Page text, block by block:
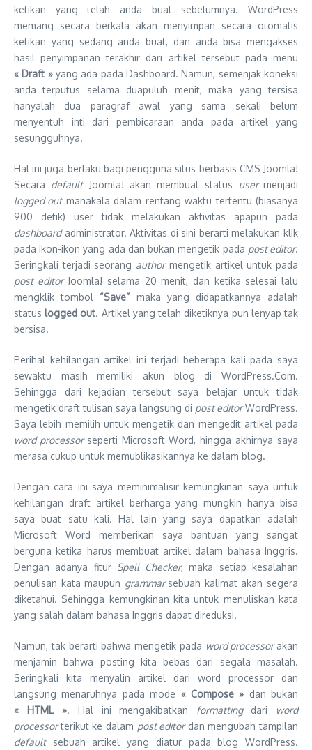
ketikan yang telah anda buat sebelumnya. WordPress
memang secara berkala akan menyimpan secara otomatis
ketikan yang sedang anda buat, dan anda bisa mengakses
hasil penyimpanan terakhir dari artikel tersebut pada menu
« Draft »yang ada pada Dashboard. Namun, semenjak koneksi
anda terputus selama duapuluh menit, maka yang tersisa
hanyalah dua paragraf awal yang sama sekali belum
menyentuh inti dari pembicaraan anda pada artikel yang
sesungguhnya.
Hal ini juga berlaku bagi pengguna situs berbasis CMS Joomla!
Secara defaultJoomla! akan membuat status usermenjadi
logged outmanakala dalam rentang waktu tertentu (biasanya
900 detik) user tidak melakukan aktivitas apapun pada
dashboardadministrator. Aktivitas di sini berarti melakukan klik
pada ikon-ikon yang ada dan bukan mengetik pada post editor.
Seringkali terjadi seorang authormengetik artikel untuk pada
post editorJoomla! selama 20 menit, dan ketika selesai lalu
mengklik tombol “Save” maka yang didapatkannya adalah
statuslogged out. Artikel yang telah diketiknya pun lenyap tak
bersisa.
Perihal kehilangan artikel ini terjadi beberapa kali pada saya
sewaktu masih memiliki akun blog di WordPress.Com.
Sehingga dari kejadian tersebut saya belajar untuk tidak
mengetik draft tulisan saya langsung di post editorWordPress.
Saya lebih memilih untuk mengetik dan mengedit artikel pada
word processor seperti Microsoft Word, hingga akhirnya saya
merasa cukup untuk memublikasikannya ke dalam blog.
Dengan cara ini saya meminimalisir kemungkinan saya untuk
kehilangan draft artikel berharga yang mungkin hanya bisa
saya buat satu kali. Hal lain yang saya dapatkan adalah
Microsoft Word memberikan saya bantuan yang sangat
berguna ketika harus membuat artikel dalam bahasa Inggris.
Dengan adanya fitur Spell Checker, maka setiap kesalahan
penulisan kata maupun grammarsebuah kalimat akan segera
diketahui. Sehingga kemungkinan kita untuk menuliskan kata
yang salah dalam bahasa Inggris dapat direduksi.
Namun, tak berarti bahwa mengetik pada word processorakan
menjamin bahwa posting kita bebas dari segala masalah.
Seringkali kita menyalin artikel dari word processor dan
langsung menaruhnya pada mode « Compose » dan bukan
« HTML ». Hal ini mengakibatkan formatting dari
word
processorterikut ke dalam post editordan mengubah tampilan
defaultsebuah artikel yang diatur pada blog WordPress.